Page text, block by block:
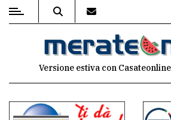
MENUVersione estiva con